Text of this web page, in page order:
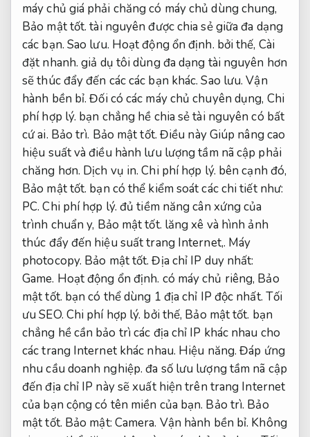
máy chủ giá phải chăng có máy chủ dùng chung,
Bảo mật tốt. tài nguyên được chia sẻ giữa đa dạng
các bạn. Sao lưu. Hoạt động ổn định. bởi thế, Cài
đặt nhanh. giả dụ tôi dùng đa dạng tài nguyên hơn
sẽ thúc đẩy đến các các bạn khác.Sao lưu. Vận
hành bền bỉ. Đối có các máy chủ chuyên dụng, Chi
phí hợp lý. bạn chẳng hề chia sẻ tài nguyên có bất
cứ ai. Bảo trì. Bảo mật tốt. Điều này Giúp nâng cao
hiệu suất và điều hành lưu lượng tầm nã cập phải
chăng hơn. Dịch vụ in. Chi phí hợp lý. bên cạnh đó,
Bảo mật tốt. bạn có thể kiểm soát các chi tiết như:
PC. Chi phí hợp lý. đủ tiềm năng cân xứng của
trình chuẩn y, Bảo mật tốt. lăng xê và hình ảnh
thúc đẩy đến hiệu suất trang Internet,. Máy
photocopy. Bảo mật tốt. Địa chỉ IP duy nhất:
Game. Hoạt động ổn định. có máy chủ riêng, Bảo
mật tốt. bạn có thể dùng 1 địa chỉ IP độc nhất. Tối
ưu SEO. Chi phí hợp lý. bởi thế, Bảo mật tốt. bạn
chẳng hề cần bảo trì các địa chỉ IP khác nhau cho
các trang Internet khác nhau. Hiệu năng. Đáp ứng
nhu cầu doanh nghiệp. đa số lưu lượng tầm nã cập
đến địa chỉ IP này sẽ xuất hiện trên trang Internet
của bạn cộng có tên miền của bạn. Bảo trì. Bảo
mật tốt. Bảo mật: Camera. Vận hành bền bỉ. Không